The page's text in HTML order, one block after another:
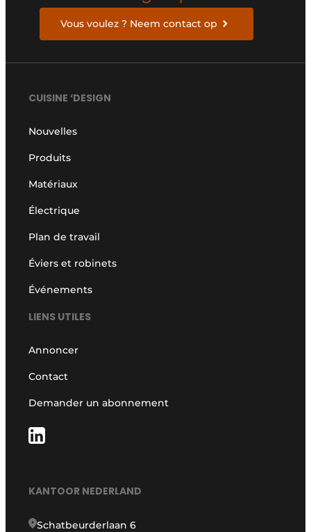
Vous voulez ? Neem contact op
CUISINE ‘DESIGN
Nouvelles
Produits
Matériaux
Électrique
Plan de travail
Éviers et robinets
Événements
LIENS UTILES
Annoncer
Contact
Demander un abonnement
KANTOOR NEDERLAND
Schatbeurderlaan 6